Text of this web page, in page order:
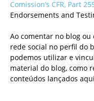
Comission’s CFR, Part
Endorsements and
Ao comentar no blog
rede social no perfil do
podemos utilizar e
material do blog, como
conteúdos lançados